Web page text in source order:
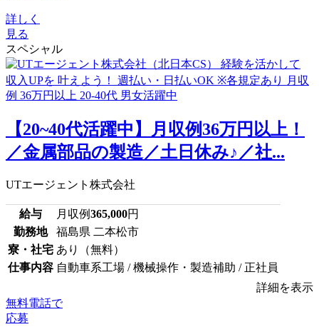
詳しく
見る
スペシャル
【20~40代活躍中】月収例36万円以上！
／金属部品の製造／土日休み♪／社...
UTエージェント株式会社
給与 月収例365,000円
勤務地
福島県 二本松市
寮・社宅 あり（無料）
仕事内容 自動車系工場 / 機械操作・製造補助 / 正社員
詳細を表示
無料電話で
応募